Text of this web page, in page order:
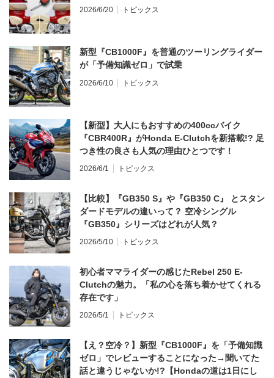
2026/6/20 トピックス
新型『CB1000F』を普通のツーリングライダー
が「予備知識ゼロ」で試乗
2026/6/10 トピックス
【新型】大人にもおすすめの400ccバイク
『CBR400R』がHonda E-Clutchを新搭載!? 足
つき性の良さも人気の理由ひとつです！
2026/6/1 トピックス
【比較】『GB350 S』や『GB350 C』 とスタン
ダードモデルの違いって？ 空冷シングル
『GB350』シリーズはどれが人気？
2026/5/10 トピックス
初心者ママライダーの感じたRebel 250 E-
Clutchの魅力。「私の心を落ち着かせてくれる
存在です」
2026/5/1 トピックス
【え？空冷？】新型『CB1000F』を「予備知識
ゼロ」でレビューすることになった→聞いてた
話と違うじゃないか!?【Hondaの道は1日にし